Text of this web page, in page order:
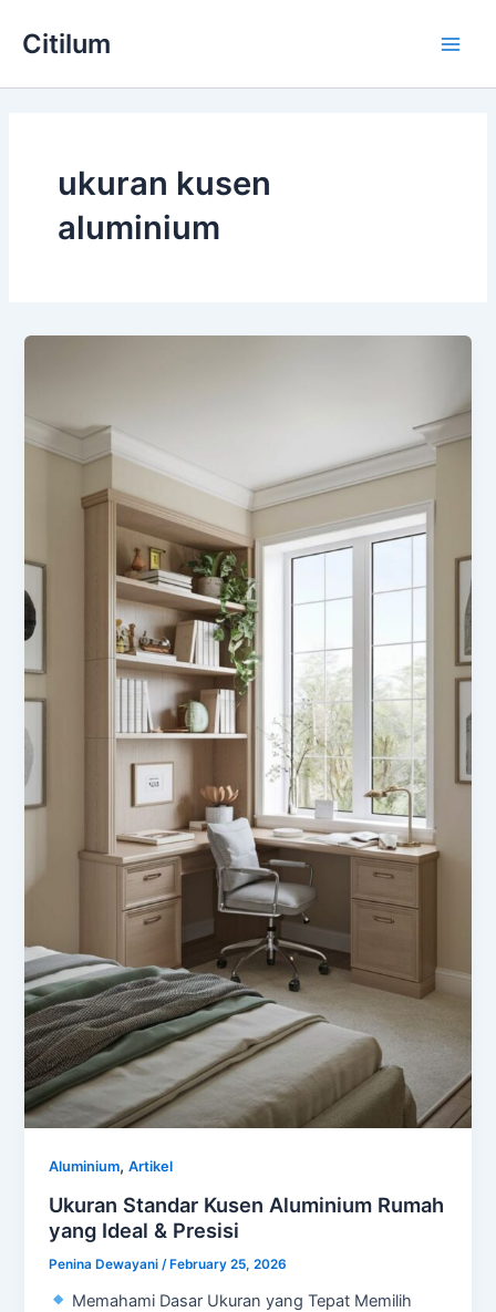
Citilum
ukuran kusen
aluminium
Aluminium,Artikel
Ukuran Standar Kusen Aluminium Rumah
yang Ideal & Presisi
Penina Dewayani /February 25, 2026
Memahami Dasar Ukuran yang Tepat Memilih